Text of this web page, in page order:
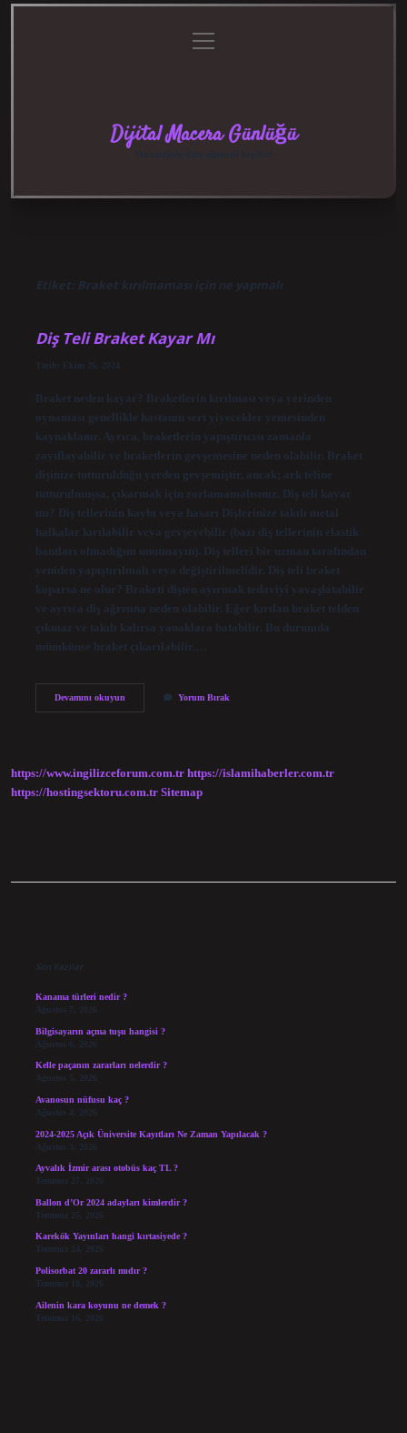
menüyü
aç
Dijital Macera Günlüğü
Etiket: Braket kırılmaması için ne yapmalı
Diş Teli Braket Kayar Mı
Tarih: Ekim 26, 2024
Braket neden kayar? Braketlerin kırılması veya yerinden
oynaması genellikle hastanın sert yiyecekler yemesinden
kaynaklanır. Ayrıca, braketlerin yapıştırıcısı zamanla
zayıflayabilir ve braketlerin gevşemesine neden olabilir. Braket
dişinize tutturulduğu yerden gevşemiştir, ancak; ark teline
tutturulmuşsa, çıkarmak için zorlamamalısınız. Diş teli kayar
mı? Diş tellerinin kaybı veya hasarı Dişlerinize takılı metal
halkalar kırılabilir veya gevşeyebilir (bazı diş tellerinin elastik
bantları olmadığını unutmayın). Diş telleri bir uzman tarafından
yeniden yapıştırılmalı veya değiştirilmelidir. Diş teli braket
koparsa ne olur? Braketi dişten ayırmak tedaviyi yavaşlatabilir
ve ayrıca diş ağrısına neden olabilir. Eğer kırılan braket telden
çıkmaz ve takılı kalırsa yanaklara batabilir. Bu durumda
mümkünse braket çıkarılabilir.…
Devamını okuyunDiş
Yorum Bırak
https://www.ingilizceforum.com.tr https://islamihaberler.com.tr
https://hostingsektoru.com.tr Sitemap
Son Yazılar
Kanama türleri nedir ?
Ağustos 7, 2026
Bilgisayarın açma tuşu hangisi ?
Ağustos 6, 2026
Kelle paçanın zararları nelerdir ?
Ağustos 5, 2026
Avanosun nüfusu kaç ?
Ağustos 4, 2026
2024-2025 Açık Üniversite Kayıtları Ne Zaman Yapılacak ?
Ağustos 3, 2026
Ayvalık İzmir arası otobüs kaç TL ?
Temmuz 27, 2026
Ballon d’Or 2024 adayları kimlerdir ?
Temmuz 25, 2026
Karekök Yayınları hangi kırtasiyede ?
Temmuz 24, 2026
Polisorbat 20 zararlı mıdır ?
Temmuz 18, 2026
Ailenin kara koyunu ne demek ?
Temmuz 16, 2026